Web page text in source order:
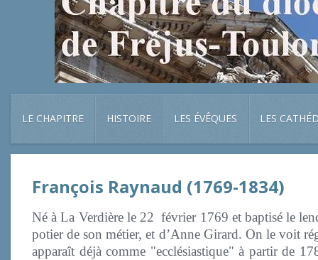
LE CHAPITRE HISTOIRE LES ÉVÊQUES LES
François Raynaud (1769-1834)
Né à La Verdière le 22 février 1769 et baptisé le
potier de son métier, et d’Anne Girard. On le voit
apparaît déjà comme "ecclésiastique" à partir de